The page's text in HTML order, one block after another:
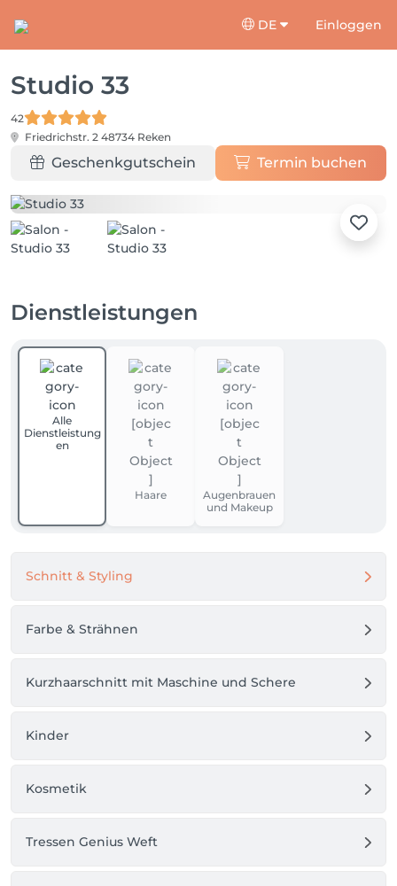
DE Einloggen
Studio 33
42
Friedrichstr. 2 48734 Reken
Geschenkgutschein Termin buchen
Dienstleistungen
Alle
Dienstleistung
en
Haare
Augenbrauen
und Makeup
Schnitt & Styling
Farbe & Strähnen
Kurzhaarschnitt mit Maschine und Schere
Kinder
Kosmetik
Tressen Genius Weft